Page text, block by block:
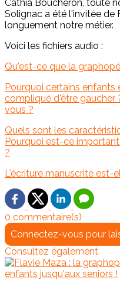
Cathia Boucheron, toute
Solignac a été l'invitée de
longuement notre métier.
Voici les fichiers audio :
Qu'est-ce que la
Pourquoi certains
compliqué d'être gaucher
vous ?
Quels sont les
Pourquoi est-ce
?
L'écriture manuscrite est-
0 commentaire(s)
Connectez-vous pour
Consultez également